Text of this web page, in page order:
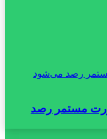
رصد می‌شود
مستمر رصد